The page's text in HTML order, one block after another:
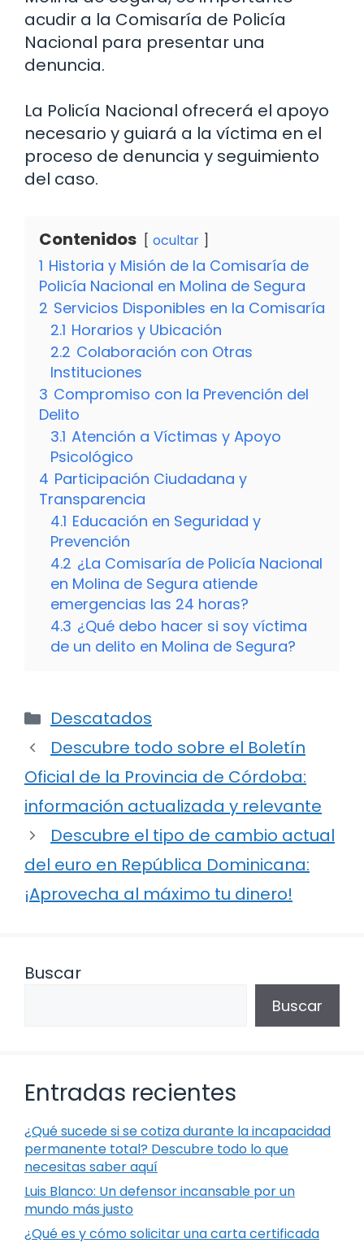
acudir a la Comisaría de Policía
Nacional para presentar una
denuncia.
La Policía Nacional ofrecerá el apoyo
necesario y guiará a la víctima en el
proceso de denuncia y seguimiento
del caso.
Contenidos ocultar
1 Historia y Misión de la Comisaría de
Policía Nacional en Molina de Segura
2 Servicios Disponibles en la Comisaría
2.1 Horarios y Ubicación
2.2 Colaboración con Otras
Instituciones
3 Compromiso con la Prevención del
Delito
3.1 Atención a Víctimas y Apoyo
Psicológico
4 Participación Ciudadana y
Transparencia
4.1 Educación en Seguridad y
Prevención
4.2 ¿La Comisaría de Policía Nacional
en Molina de Segura atiende
emergencias las 24 horas?
4.3 ¿Qué debo hacer si soy víctima
de un delito en Molina de Segura?
Categorías
Descatados
Descubre todo sobre el Boletín
Oficial de la Provincia de Córdoba:
información actualizada y relevante
Descubre el tipo de cambio actual
del euro en República Dominicana:
¡Aprovecha al máximo tu dinero!
Buscar
Buscar
Entradas recientes
¿Qué sucede si se cotiza durante la incapacidad
permanente total? Descubre todo lo que
necesitas saber aquí
Luis Blanco: Un defensor incansable por un
mundo más justo
¿Qué es y cómo solicitar una carta certificada